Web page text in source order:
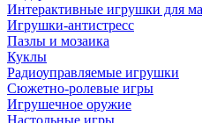
Интерактивные игрушки для
Игрушки-антистресс
Пазлы и мозаика
Куклы
Радиоуправляемые игрушки
Сюжетно-ролевые игры
Игрушечное оружие
Настольные игры